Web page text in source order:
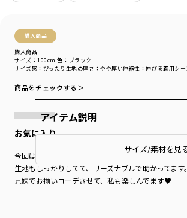
購入商品
購入商品
サイズ感 ：ぴったり 生地の厚さ ：やや厚い伸縮性 ：伸びる着用シー
サイズ：100cm 色：ブラック
商品をチェックする＞
お気に入り
今回は柄違いも購入！
生地もしっかりしてて、リーズナブルで助かってます。
兄妹でお揃いコーデさせて、私も楽しんでます♥
アイテム説明
サイズ/素材を見